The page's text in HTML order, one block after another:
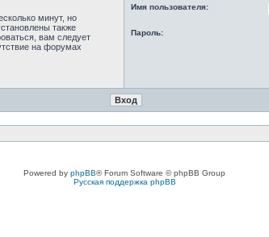
минут, но
также
вам следует
на форумах
Имя пользователя:
Пароль:
Powered by phpBB® Forum Software © phpBB Group
Русская поддержка phpBB